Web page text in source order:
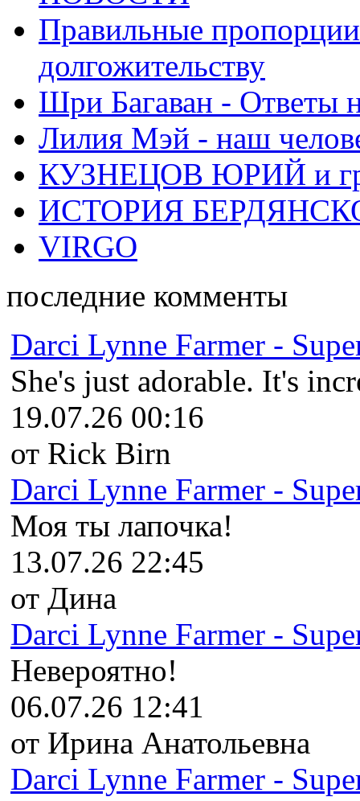
Правильные
долгожительству
Шри Багаван - Ответы
Лилия Мэй - наш
КУЗНЕЦОВ ЮРИЙ и
ИСТОРИЯ
VIRGO
последние комменты
Darci Lynne Farmer -
She's just adorable. It's
19.07.26 00:16
от Rick Birn
Darci Lynne Farmer -
Моя ты лапочка!
13.07.26 22:45
от Дина
Darci Lynne Farmer -
Невероятно!
06.07.26 12:41
от Ирина Анатольевна
Darci Lynne Farmer -